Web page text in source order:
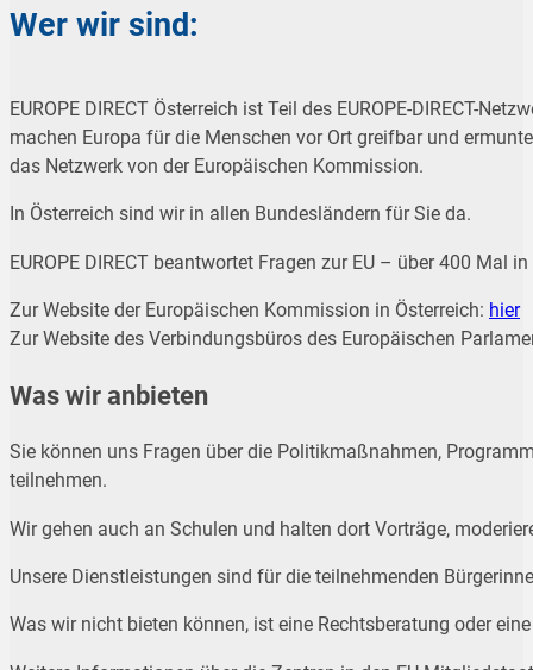
Wer wir sind:
EUROPE DIRECT Österreich ist Teil des EUROPE-DIRECT-
machen Europa für die Menschen vor Ort greifbar und
das Netzwerk von der Europäischen Kommission.
In Österreich sind wir in allen Bundesländern für Sie da.
EUROPE DIRECT beantwortet Fragen zur EU – über 400 Mal
Zur Website der Europäischen Kommission in Österreich: hier
Zur Website des Verbindungsbüros des Europäischen
Was wir anbieten
Sie können uns Fragen über die Politikmaßnahmen,
teilnehmen.
Wir gehen auch an Schulen und halten dort Vorträge,
Unsere Dienstleistungen sind für die teilnehmenden
Was wir nicht bieten können, ist eine Rechtsberatung oder